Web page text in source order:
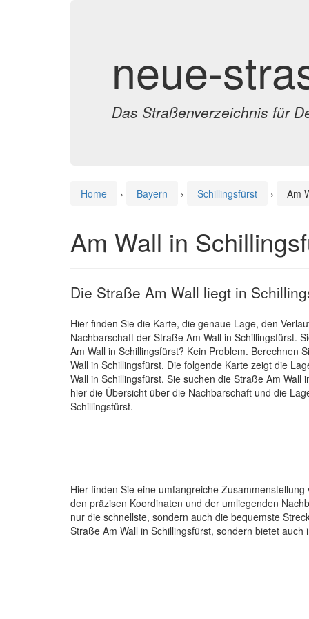
neue-
Das Straßenverzeichnis für
Home › Bayern › Schillingsfürst › Am
Am Wall in
Die Straße Am Wall liegt in
Hier finden Sie die Karte, die genaue Lage, den
Nachbarschaft der Straße Am Wall in Schillingsfürst.
Am Wall in Schillingsfürst? Kein Problem. Berechnen
Wall in Schillingsfürst. Die folgende Karte zeigt die
Wall in Schillingsfürst. Sie suchen die Straße Am Wall
hier die Übersicht über die Nachbarschaft und die
Schillingsfürst.
Hier finden Sie eine umfangreiche
den präzisen Koordinaten und der umliegenden
nur die schnellste, sondern auch die bequemste
Straße Am Wall in Schillingsfürst, sondern bietet